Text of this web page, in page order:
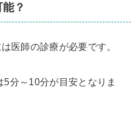
？
医師の診療が必要です。
分～10分が目安となりま